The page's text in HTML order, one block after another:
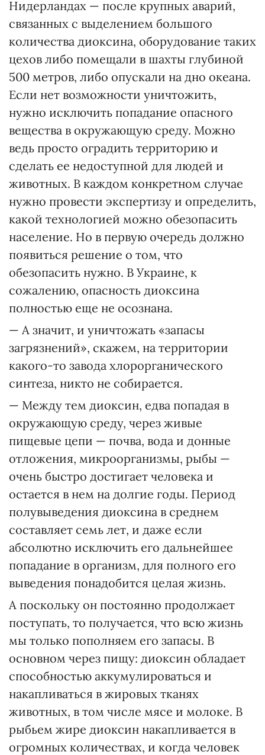
Нидерландах — после крупных аварий,
связанных с выделением большого
количества диоксина, оборудование таких
цехов либо помещали в шахты глубиной
500 метров, либо опускали на дно океана.
Если нет возможности уничтожить,
нужно исключить попадание опасного
вещества в окружающую среду. Можно
ведь просто оградить территорию и
сделать ее недоступной для людей и
животных. В каждом конкретном случае
нужно провести экспертизу и определить,
какой технологией можно обезопасить
население. Но в первую очередь должно
появиться решение о том, что
обезопасить нужно. В Украине, к
сожалению, опасность диоксина
полностью еще не осознана.
— А значит, и уничтожать «запасы
загрязнений», скажем, на территории
какого-то завода хлорорганического
синтеза, никто не собирается.
— Между тем диоксин, едва попадая в
окружающую среду, через живые
пищевые цепи — почва, вода и донные
отложения, микроорганизмы, рыбы —
очень быстро достигает человека и
остается в нем на долгие годы. Период
полувыведения диоксина в среднем
составляет семь лет, и даже если
абсолютно исключить его дальнейшее
попадание в организм, для полного его
выведения понадобится целая жизнь.
А поскольку он постоянно продолжает
поступать, то получается, что всю жизнь
мы только пополняем его запасы. В
основном через пищу: диоксин обладает
способностью аккумулироваться и
накапливаться в жировых тканях
животных, в том числе мясе и молоке. В
рыбьем жире диоксин накапливается в
огромных количествах, и когда человек